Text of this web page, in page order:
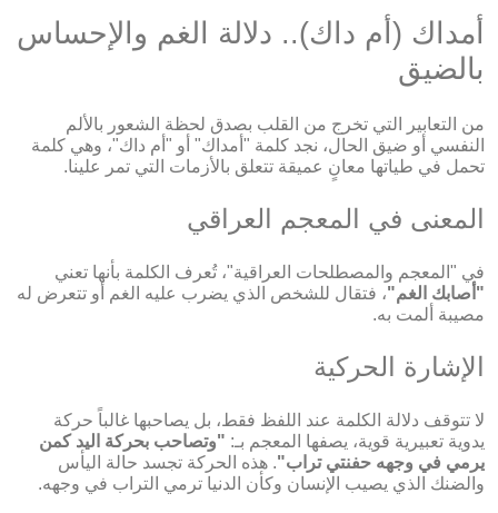
أمداك (أم داك).. دلالة الغم والإحساس
بالضيق
من التعابير التي تخرج من القلب بصدق لحظة الشعور بالألم
النفسي أو ضيق الحال، نجد كلمة "أمداك" أو "أم داك"، وهي كلمة
تحمل في طياتها معانٍ عميقة تتعلق بالأزمات التي تمر علينا.
المعنى في المعجم العراقي
في "المعجم والمصطلحات العراقية"، تُعرف الكلمة بأنها تعني
"أصابك الغم"، فتقال للشخص الذي يضرب عليه الغم أو تتعرض له
مصيبة ألمت به.
الإشارة الحركية
لا تتوقف دلالة الكلمة عند اللفظ فقط، بل يصاحبها غالباً حركة
يدوية تعبيرية قوية، يصفها المعجم بـ: "وتصاحب بحركة اليد كمن
يرمي في وجهه حفنتي تراب". هذه الحركة تجسد حالة اليأس
والضنك الذي يصيب الإنسان وكأن الدنيا ترمي التراب في وجهه.